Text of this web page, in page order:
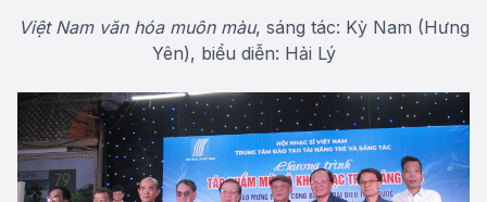
Việt Nam văn hóa muôn màu, sáng tác: Kỳ Nam (Hưng
Yên), biểu diễn: Hải Lý